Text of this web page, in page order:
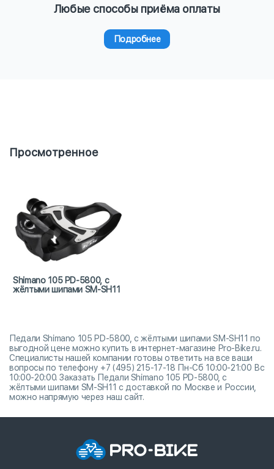
Любые способы приёма оплаты
Подробнее
Просмотренное
Shimano 105 PD-5800, с
жёлтыми шипами SM-SH11
Педали Shimano 105 PD-5800, с жёлтыми шипами SM-SH11 по
выгодной цене можно купить в интернет-магазине Pro-Bike.ru.
Специалисты нашей компании готовы ответить на все ваши
вопросы по телефону +7 (495) 215-17-18 Пн-Сб 10:00-21:00 Вс
10:00-20:00. Заказать Педали Shimano 105 PD-5800, с
жёлтыми шипами SM-SH11 с доставкой по Москве и России,
можно напрямую через наш сайт.